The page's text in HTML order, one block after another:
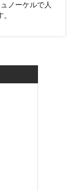
ノーケルで人